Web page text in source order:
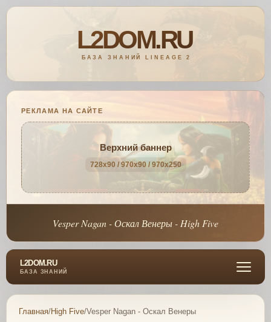
РЕКЛАМА НА САЙТЕ
Верхний баннер
728x90 / 970x90 / 970x250
Vesper Nagan - Оскал Венеры - High Five
L2DOM.RU
БАЗА ЗНАНИЙ
Главная/High Five/Vesper Nagan - Оскал Венеры